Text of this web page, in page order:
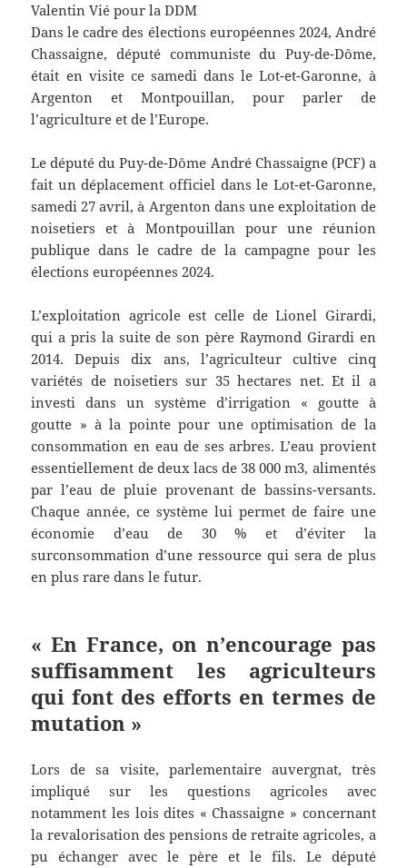
Valentin Vié pour la DDM
Dans le cadre des élections européennes 2024, André
Chassaigne, député communiste du Puy-de-Dôme,
était en visite ce samedi dans le Lot-et-Garonne, à
Argenton et Montpouillan, pour parler de
l’agriculture et de l’Europe.
Le député du Puy-de-Dôme André Chassaigne (PCF) a
fait un déplacement officiel dans le Lot-et-Garonne,
samedi 27 avril, à Argenton dans une exploitation de
noisetiers et à Montpouillan pour une réunion
publique dans le cadre de la campagne pour les
élections européennes 2024.
L’exploitation agricole est celle de Lionel Girardi,
qui a pris la suite de son père Raymond Girardi en
2014. Depuis dix ans, l’agriculteur cultive cinq
variétés de noisetiers sur 35 hectares net. Et il a
investi dans un système d’irrigation « goutte à
goutte » à la pointe pour une optimisation de la
consommation en eau de ses arbres. L’eau provient
essentiellement de deux lacs de 38 000 m3, alimentés
par l’eau de pluie provenant de bassins-versants.
Chaque année, ce système lui permet de faire une
économie d’eau de 30 % et d’éviter la
surconsommation d’une ressource qui sera de plus
en plus rare dans le futur.
« En France, on n’encourage pas
suffisamment les agriculteurs
qui font des efforts en termes de
mutation »
Lors de sa visite, parlementaire auvergnat, très
impliqué sur les questions agricoles avec
notamment les lois dites « Chassaigne » concernant
la revalorisation des pensions de retraite agricoles, a
pu échanger avec le père et le fils. Le député